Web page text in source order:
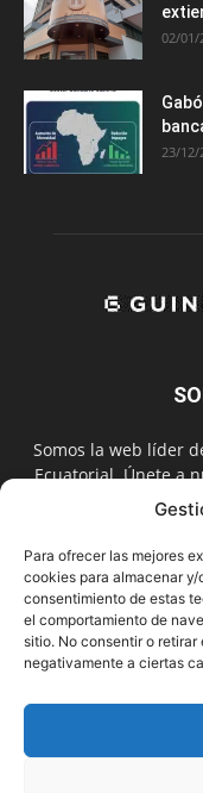
Para ofrecer las mejores
cookies para almacenar
consentimiento de estas
el comportamiento de
sitio. No consentir o
negativamente a ciertas
02/01/
23/12/
Somos la web líder
Ecuatorial. Únete a
digital